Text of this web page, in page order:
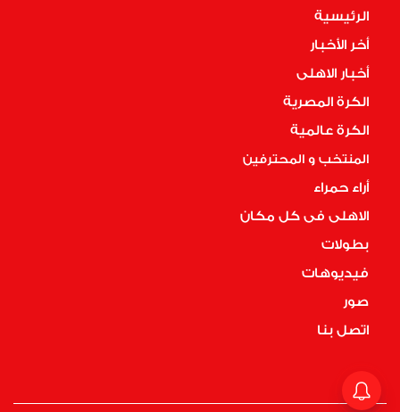
الرئيسية
أخر الأخبار
أخبار الاهلى
الكرة المصرية
الكرة عالمية
المنتخب و المحترفين
أراء حمراء
الاهلى فى كل مكان
بطولات
فيديوهات
صور
اتصل بنا